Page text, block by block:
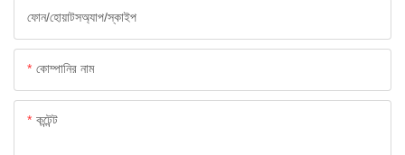
ফোন/হোয়াটসঅ্যাপ/স্কাইপ
কোম্পানির নাম
কন্টেন্ট